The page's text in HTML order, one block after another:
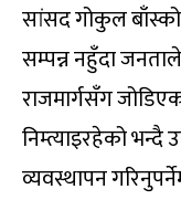
सांसद गोकुल
सम्पन्न नहुँदा
राजमार्गसँग
निम्त्याइरहेको भन्दै
व्यवस्थापन